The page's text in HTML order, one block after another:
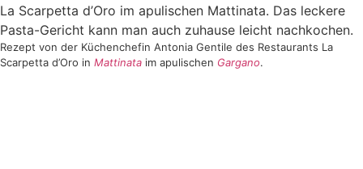
La Scarpetta d’Oro im apulischen Mattinata. Das leckere
Pasta-Gericht kann man auch zuhause leicht nachkochen.
Rezept von der Küchenchefin Antonia Gentile des Restaurants La
Scarpetta d’Oro in Mattinata im apulischen Gargano.